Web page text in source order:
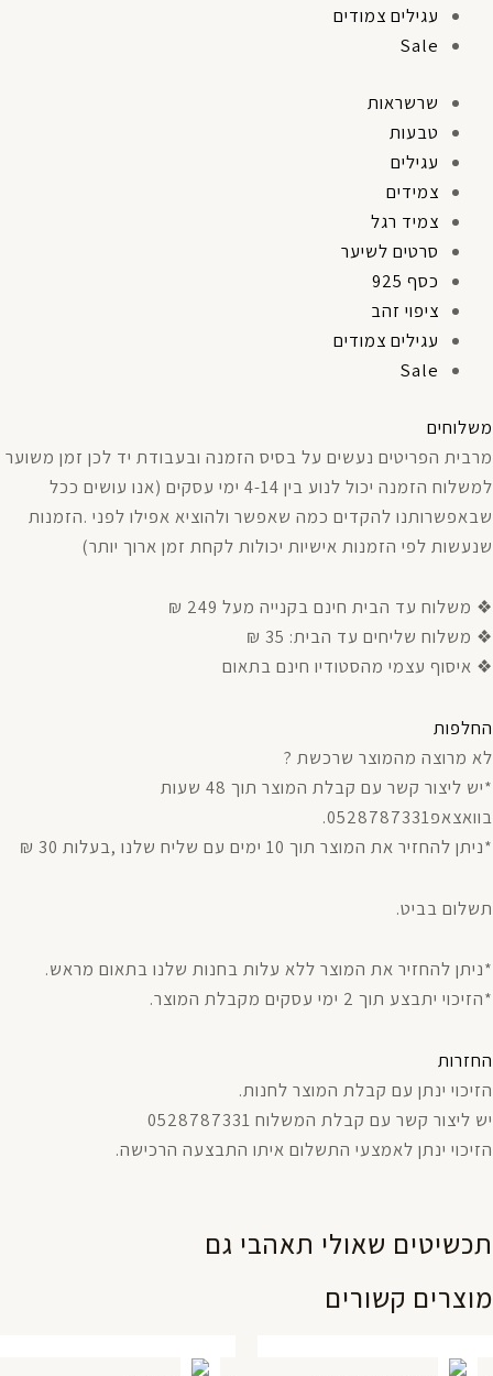
עגילים צמודים
Sale
שרשראות
טבעות
עגילים
צמידים
צמיד רגל
סרטים לשיער
כסף 925
ציפוי זהב
עגילים צמודים
Sale
משלוחים
מרבית הפריטים נעשים על בסיס הזמנה ובעבודת יד לכן זמן משוער
למשלוח הזמנה יכול לנוע בין ימי עסקים (אנו עושים ככל
שבאפשרותנו להקדים כמה שאפשר ולהוציא אפילו לפני .הזמנות
שנעשות לפי הזמנות אישיות יכולות לקחת זמן ארוך יותר)
❖ משלוח עד הבית חינם בקנייה מעל 249 ₪
❖ משלוח שליחים עד הבית: 35 ₪
❖ איסוף עצמי מהסטודיו חינם בתאום
החלפות
לא מרוצה מהמוצר שרכשת ?
*יש ליצור קשר עם קבלת המוצר תוך 48 שעות
בוואצאפ0528787331.
*ניתן להחזיר את המוצר תוך 10 ימים עם שליח שלנו ,בעלות 30 ₪
תשלום בביט.
*ניתן להחזיר את המוצר ללא עלות בחנות שלנו בתאום מראש.
*הזיכוי יתבצע תוך 2 ימי עסקים מקבלת המוצר.
החזרות
הזיכוי ינתן עם קבלת המוצר לחנות.
יש ליצור קשר עם קבלת המשלוח 0528787331
הזיכוי ינתן לאמצעי התשלום איתו התבצעה הרכישה.
תכשיטים שאולי תאהבי גם
מוצרים קשורים